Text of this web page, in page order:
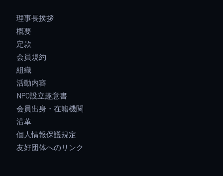
理事長挨拶
概要
定款
会員規約
組織
活動内容
NPO設立趣意書
会員出身・在籍機関
沿革
個人情報保護規定
友好団体へのリンク